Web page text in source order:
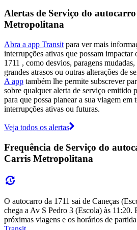
Alertas de Serviço do
Metropolitana
Abra a app Transit para ver mais
interrupções ativas que possam impactar
1711 , como desvios, paragens
grandes atrasos ou outras alterações de
A app também lhe permite subscrever
sobre qualquer alerta de serviço emitido
para que possa planear a sua viagem em
interrupções ativas ou futuras.
Veja todos os alertas
Frequência de Serviço do
Carris Metropolitana
O autocarro da 1711 sai de Caneças
chega a Av S Pedro 3 (Escola) às 11:20.
próximas viagens e os horários de